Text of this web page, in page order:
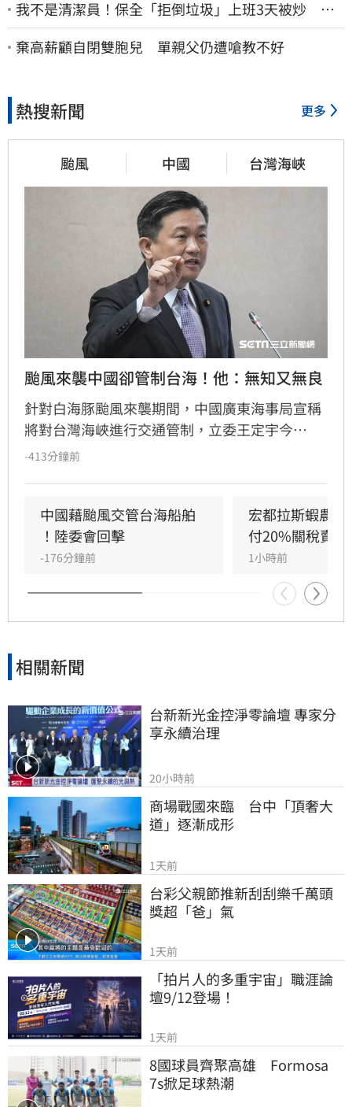
我不是清潔員！保全「拒倒垃圾」上班3天被炒 找
法院討公道結果出爐
棄高薪顧自閉雙胞兒 單親父仍遭嗆教不好
熱搜新聞 更多
颱風 中國 台灣海峽
颱風來襲中國卻管制台海！他：無知又無良
針對白海豚颱風來襲期間，中國廣東海事局宣稱
將對台灣海峽進行交通管制，立委王定宇今
（8）日嚴詞批評，直指中國政府此舉既無知又
方，更藐視國際規範。他強調，中國人民處於水
深火熱，政府卻忙於政治操作。王定宇感嘆，中
國作為大國卻缺乏基本素質，並再次提醒「誰跟
-413分鐘前
中國藉颱風交管台海船舶
！陸委會回擊
-176分鐘前
宏都拉斯蝦農
付20%關稅賣台
1小時前
相關新聞
台新新光金控淨零論壇 專家分
享永續治理
20小時前
商場戰國來臨　台中「頂奢大
道」逐漸成形
1天前
台彩父親節推新刮刮樂千萬頭
獎超「爸」氣
1天前
「拍片人的多重宇宙」職涯論
壇9/12登場！
1天前
8國球員齊聚高雄　Formosa
7s掀足球熱潮